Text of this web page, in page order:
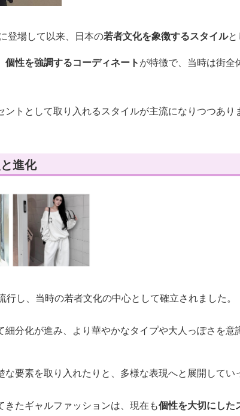
登場して以来、日本の若者文化を象徴するスタイルと
個性を強調するコーディネートが特徴で、当時は街全
トとして取り入れるスタイルが主流になりつつあり
進化
し、当時の若者文化の中心として確立されました。
分化が進み、より華やかなタイプや大人っぽさを意
要素を取り入れたりと、多様な表現へと展開してい
たギャルファッションは、現在も個性を大切にした